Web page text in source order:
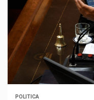
POLITICA